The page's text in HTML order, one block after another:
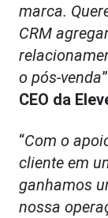
marca.
CRM
o pós-venda
CEO da
“Com o
cliente em
ganhamos
nossa